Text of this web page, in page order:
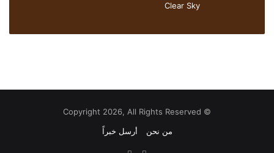
Clear Sky
© Copyright 2026, All Rights Reserved
من نحن
أرسل خبراً